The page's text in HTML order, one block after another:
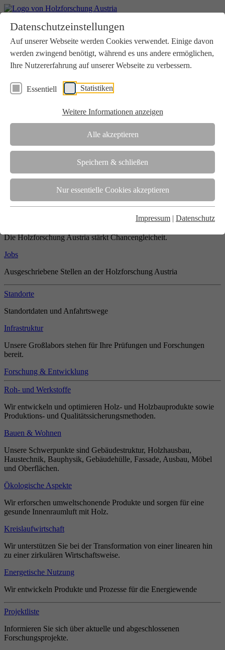
Datenschutzeinstellungen
Auf unserer Webseite werden Cookies verwendet. Einige davon
werden zwingend benötigt, während es uns andere ermöglichen,
Ihre Nutzererfahrung auf unserer Webseite zu verbessern.
Essentiell Statistiken
Weitere Informationen anzeigen
Alle akzeptieren
Speichern & schließen
Nur essentielle Cookies akzeptieren
Impressum | Datenschutz
Aktuelles
Downloads
Kontakt
Login
Verein
Wir unterstützen die Interessen der Holzbranche in enger
Zusammenarbeit mit Wissenschaft und Wirtschaft.
Die Holzforschung Austria ist akkreditierte Prüf-, Inspektions- und
Team
Unsere gesamte Kompetenz ist in unseren Mitarbeiter:innen
gebündelt
Die Holzforschung Austria stärkt Chancengleicheit.
Jobs
Ausgeschriebene Stellen an der Holzforschung Austria
Standorte
Standortdaten und Anfahrtswege
Infrastruktur
Unsere Großlabors stehen für Ihre Prüfungen und Forschungen
bereit.
Forschung & Entwicklung
Roh- und Werkstoffe
Wir entwickeln und optimieren Holz- und Holzbauprodukte sowie
Produktions- und Qualitätssicherungsmethoden.
Bauen & Wohnen
Unsere Schwerpunkte sind Gebäudestruktur, Holzhausbau,
Haustechnik, Bauphysik, Gebäudehülle, Fassade, Ausbau, Möbel
und Oberflächen.
Ökologische Aspekte
Wir erforschen umweltschonende Produkte und sorgen für eine
gesunde Innenraumluft mit Holz.
Kreislaufwirtschaft
Wir unterstützen Sie bei der Transformation von einer linearen hin
zu einer zirkulären Wirtschaftsweise.
Energetische Nutzung
Wir entwickeln Produkte und Prozesse für die Energiewende
Projektliste
Informieren Sie sich über aktuelle und abgeschlossenen
Forschungsprojekte.